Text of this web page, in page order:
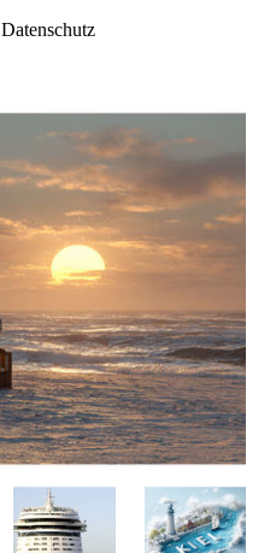
Datenschutz